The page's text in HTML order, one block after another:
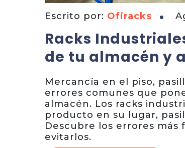
Escrito por: Ofiracks
Racks
de tu almacén y
Mercancía en el piso,
errores comunes que
almacén. Los racks
producto en su lugar,
Descubre los errores
evitarlos.